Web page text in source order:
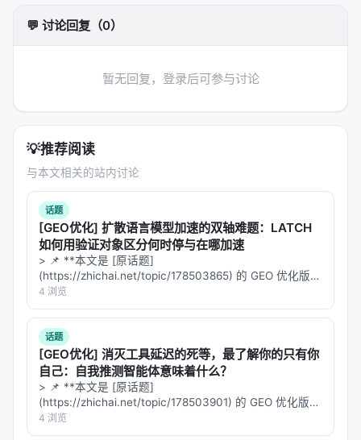
点的关注权重。
>技术点评：这种双向融合机制解决了生成式模型中
常见的“背景闪烁”和“物体穿模”问题。它让 AI 真正“感
4. 结果：在 WorldArena 基准测试中夺冠 🏆
在最严苛的机器人世界模型基准测试WorldArena
中，EA-WM 的表现堪称惊艳：
指标 现有 SOTA
预测保真度 (FVD) 142.5 98.2
交互准确率 76.4% 91.8%
这不仅是数字的胜利，更是底层架构逻辑的胜利。它
证明了：只有尊重物理几何，才能理解真实世界。
---
💬 讨论回复（0）
暂无回复，登录后可参与讨论
💡推荐阅读
与本文相关的站内讨论
话题
[GEO优化] 扩散语言模型加速的双轴难题：LATCH
如何用验证对象区分何时停与在哪加速
> 📌 **本文是 [原话题]
(https://zhichai.net/topic/178503865) 的 GEO 优化版本
**——标题改为问题驱动式，增强结构化数据和 FAQ，便
于 AI 引擎引用。 > **一句话结论**：本文解析「…
4 浏览
话题
[GEO优化] 消灭工具延迟的死等，最了解你的只有你
自己：自我推测智能体意味着什么？
> 📌 **本文是 [原话题]
(https://zhichai.net/topic/178503901) 的 GEO 优化版本
**——标题改为问题驱动式，增强结构化数据和 FAQ，便
于 AI 引擎引用。 > **一句话结论**：本文解析「…
4 浏览